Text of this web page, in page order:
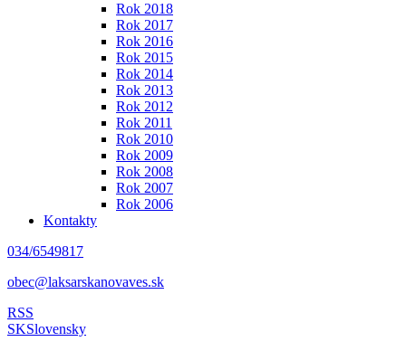
Rok 2018
Rok 2017
Rok 2016
Rok 2015
Rok 2014
Rok 2013
Rok 2012
Rok 2011
Rok 2010
Rok 2009
Rok 2008
Rok 2007
Rok 2006
Kontakty
034/6549817
obec@laksarskanovaves.sk
RSS
SKSlovensky